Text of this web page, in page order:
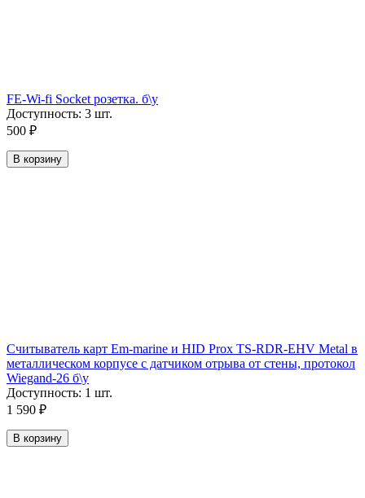
FE-Wi-fi Socket розетка. б\у
Доступность: 3 шт.
500 ₽
В корзину
Считыватель карт Em-marine и HID Prox TS-RDR-EHV Metal в
металлическом корпусе с датчиком отрыва от стены, протокол
Wiegand-26 б\у
Доступность: 1 шт.
1 590 ₽
В корзину